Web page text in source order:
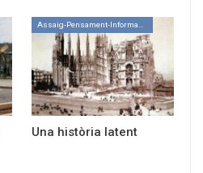
Una història latent